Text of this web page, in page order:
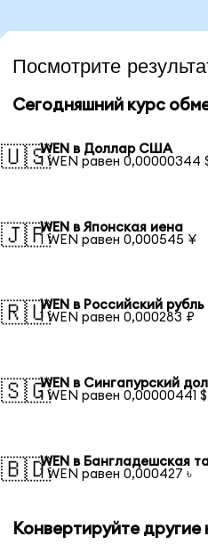
Посмотрите
Сегодняшний курс
🇺🇸WEN в Доллар США
1 WEN равен 0,00000344
🇯🇵WEN в Японская иена
1 WEN равен 0,000545 ¥
🇷🇺WEN в Российский рубль
1 WEN равен 0,000283 ₽
🇸🇬WEN в Сингапурский
1 WEN равен 0,00000441 $
🇧🇩WEN в Бангладешская
1 WEN равен 0,000427 ৳
Конвертируйте